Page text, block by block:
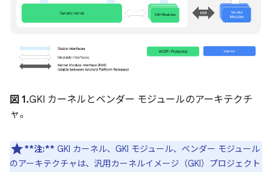
図 1.GKI カーネルとベンダー モジュールのアーキテクチ
ャ。
**注:** GKI カーネル、GKI モジュール、ベンダー モジュール
のアーキテクチャは、汎用カーネルイメージ（GKI）プロジェクト